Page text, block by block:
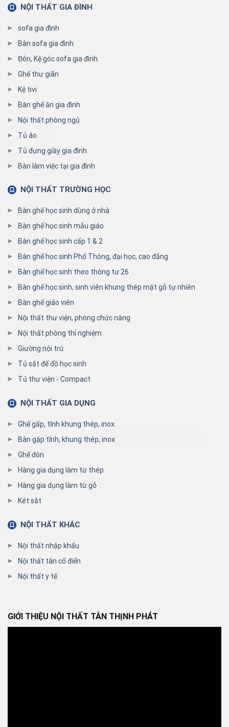
NỘI THẤT GIA ĐÌNH
sofa gia đình
Bàn sofa gia đình
Đôn, Kệ góc sofa gia đình
Ghế thư giãn
Kệ tivi
Bàn ghế ăn gia đình
Nội thất phòng ngủ
Tủ áo
Tủ đựng giầy gia đình
Bàn làm việc tại gia đình
NỘI THẤT TRƯỜNG HỌC
Bàn ghế học sinh dùng ở nhà
Bàn ghế học sinh mẫu giáo
Bàn ghế học sinh cấp 1 & 2
Bàn ghế học sinh Phổ Thông, đại học, cao đẳng
Bàn ghế học sinh theo thông tư 26
Bàn ghế học sinh, sinh viên khung thép mặt gỗ tự nhiên
Bàn ghế giáo viên
Nội thất thư viện, phòng chức năng
Nội thất phòng thí nghiệm
Giường nội trú
Tủ sắt để đồ học sinh
Tủ thư viện - Compact
NỘI THẤT GIA DỤNG
Ghế gấp, tĩnh khung thép, inox
Bàn gập tĩnh, khung thép, inox
Ghế đôn
Hàng gia dụng làm từ thép
Hàng gia dụng làm từ gỗ
Két sắt
NỘI THẤT KHÁC
Nội thất nhập khẩu
Nội thất tân cổ điển
Nội thất y tế
GIỚI THIỆU NỘI THẤT TÂN THỊNH PHÁT